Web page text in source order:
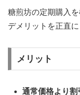
糖煎坊の定期購入
デメリットを正直に
メリット
通常価格より割